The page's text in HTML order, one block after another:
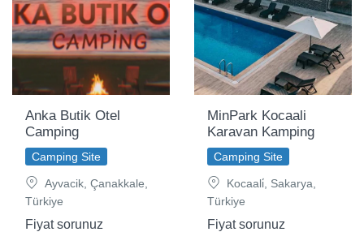
Anka Butik Otel
Camping
Camping Site
Ayvacik, Çanakkale,
Türkiye
Fiyat sorunuz
MinPark Kocaali
Karavan Kamping
Camping Site
Kocaali̇, Sakarya,
Türkiye
Fiyat sorunuz